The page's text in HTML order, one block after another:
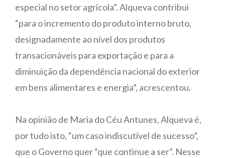
especial no setor agrícola”. Alqueva contribui
“para o incremento do produto interno bruto,
designadamente ao nível dos produtos
transacionáveis para exportação e para a
diminuição da dependência nacional do exterior
em bens alimentares e energia”, acrescentou.
Na opinião de Maria do Céu Antunes, Alqueva é,
por tudo isto, “um caso indiscutível de sucesso”,
que o Governo quer “que continue a ser”. Nesse